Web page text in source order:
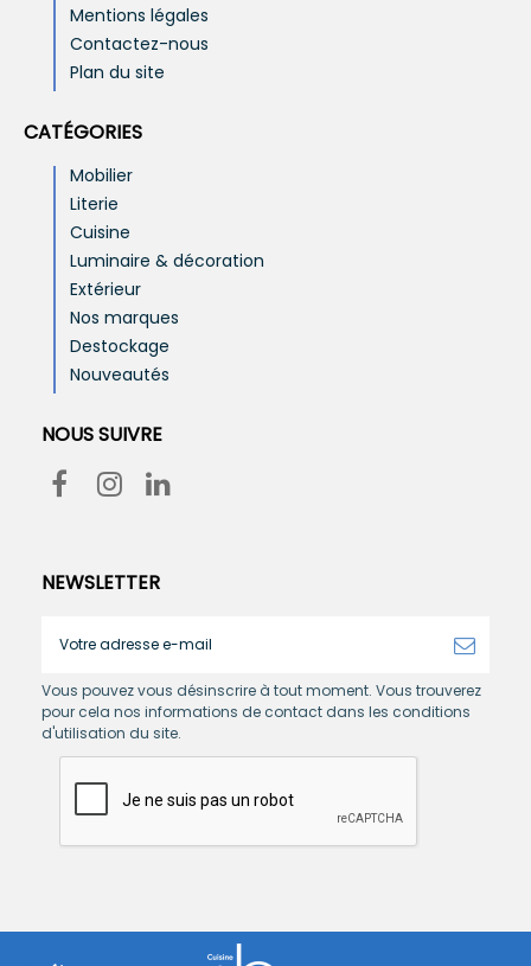
Mentions légales
Contactez-nous
Plan du site
CATÉGORIES
Mobilier
Literie
Cuisine
Luminaire & décoration
Extérieur
Nos marques
Destockage
Nouveautés
NOUS SUIVRE
NEWSLETTER
Vous pouvez vous désinscrire à tout moment. Vous trouverez
pour cela nos informations de contact dans les conditions
d'utilisation du site.